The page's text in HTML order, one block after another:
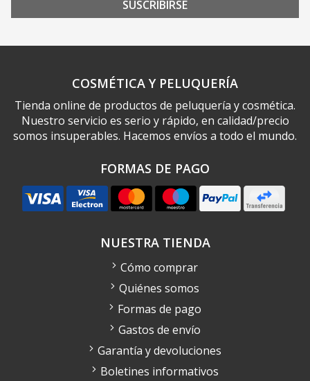
SUSCRIBIRSE
COSMÉTICA Y PELUQUERÍA
Tienda online de productos de peluquería y cosmética.
Nuestro servicio es serio y rápido, en calidad/precio
somos insuperables. Hacemos envíos a todo el mundo.
FORMAS DE PAGO
NUESTRA TIENDA
Cómo comprar
Quiénes somos
Formas de pago
Gastos de envío
Garantía y devoluciones
Boletines informativos